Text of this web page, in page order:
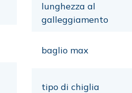
lunghezza al
galleggiamento
baglio max
tipo di chiglia